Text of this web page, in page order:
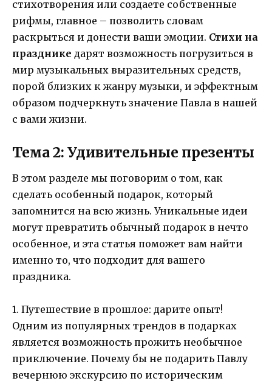
стихотворения или создаете собственные
рифмы, главное – позволить словам
раскрыться и донести ваши эмоции. Стихи на
празднике дарят возможность погрузиться в
мир музыкальных выразительных средств,
порой близких к жанру музыки, и эффектным
образом подчеркнуть значение Павла в нашей
с вами жизни.
Тема 2: Удивительные презенты
В этом разделе мы поговорим о том, как
сделать особенный подарок, который
запомнится на всю жизнь. Уникальные идеи
могут превратить обычный подарок в нечто
особенное, и эта статья поможет вам найти
именно то, что подходит для вашего
праздника.
1. Путешествие в прошлое: дарите опыт!
Одним из популярных трендов в подарках
является возможность прожить необычное
приключение. Почему бы не подарить Павлу
вечернюю экскурсию по историческим